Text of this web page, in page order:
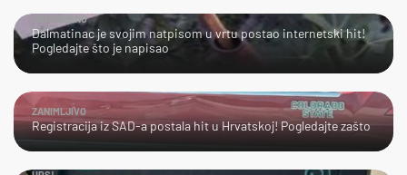
URNEBESNO
Dalmatinac je svojim natpisom u vrtu postao internetski hit!
Pogledajte što je napisao
ZANIMLJIVO
Registracija iz SAD-a postala hit u Hrvatskoj! Pogledajte zašto